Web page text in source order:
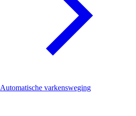
Automatische varkensweging